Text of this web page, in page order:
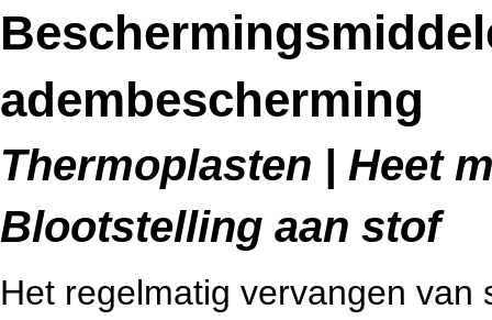
adembescherming
Thermoplasten | Heet
Blootstelling aan stof
Het regelmatig vervangen